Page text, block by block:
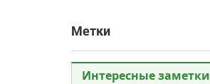
Метки
Интересные заметки